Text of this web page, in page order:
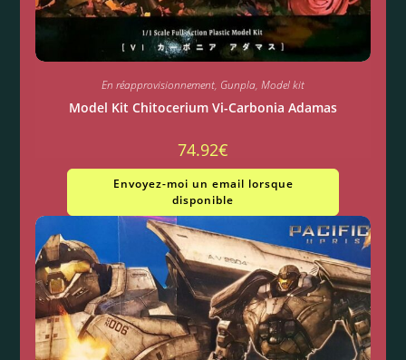
En réapprovisionnement, Gunpla, Model kit
Model Kit Chitocerium Vi-Carbonia Adamas
74.92€
Envoyez-moi un email lorsque
disponible